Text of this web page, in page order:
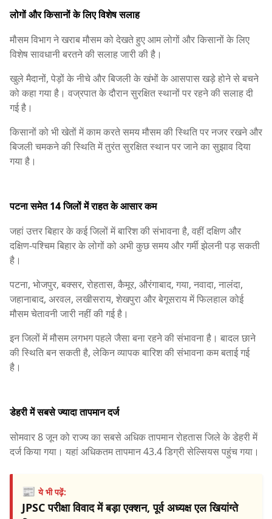
लोगों और किसानों के लिए विशेष सलाह
मौसम विभाग ने खराब मौसम को देखते हुए आम लोगों और किसानों के लिए
विशेष सावधानी बरतने की सलाह जारी की है।
खुले मैदानों, पेड़ों के नीचे और बिजली के खंभों के आसपास खड़े होने से बचने
को कहा गया है। वज्रपात के दौरान सुरक्षित स्थानों पर रहने की सलाह दी
गई है।
किसानों को भी खेतों में काम करते समय मौसम की स्थिति पर नजर रखने और
बिजली चमकने की स्थिति में तुरंत सुरक्षित स्थान पर जाने का सुझाव दिया
गया है।
पटना समेत 14 जिलों में राहत के आसार कम
जहां उत्तर बिहार के कई जिलों में बारिश की संभावना है, वहीं दक्षिण और
दक्षिण-पश्चिम बिहार के लोगों को अभी कुछ समय और गर्मी झेलनी पड़ सकती
है।
पटना, भोजपुर, बक्सर, रोहतास, कैमूर, औरंगाबाद, गया, नवादा, नालंदा,
जहानाबाद, अरवल, लखीसराय, शेखपुरा और बेगूसराय में फिलहाल कोई
मौसम चेतावनी जारी नहीं की गई है।
इन जिलों में मौसम लगभग पहले जैसा बना रहने की संभावना है। बादल छाने
की स्थिति बन सकती है, लेकिन व्यापक बारिश की संभावना कम बताई गई
है।
डेहरी में सबसे ज्यादा तापमान दर्ज
सोमवार 8 जून को राज्य का सबसे अधिक तापमान रोहतास जिले के डेहरी में
दर्ज किया गया। यहां अधिकतम तापमान 43.4 डिग्री सेल्सियस पहुंच गया।
📰ये भी पढ़ें:
JPSC परीक्षा विवाद में बड़ा एक्शन, पूर्व अध्यक्ष एल खियांग्ते